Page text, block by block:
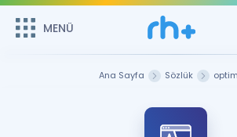
MENÜ
Sepetin Şu An Boş.
MENÜ
Ana Sayfa Sözlük